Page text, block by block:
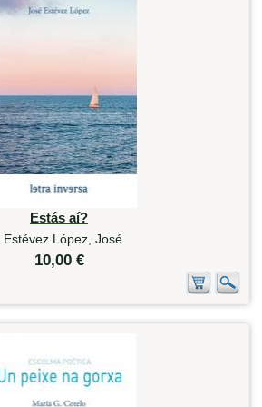
Estás aí?
Estévez López, José
10,00 €